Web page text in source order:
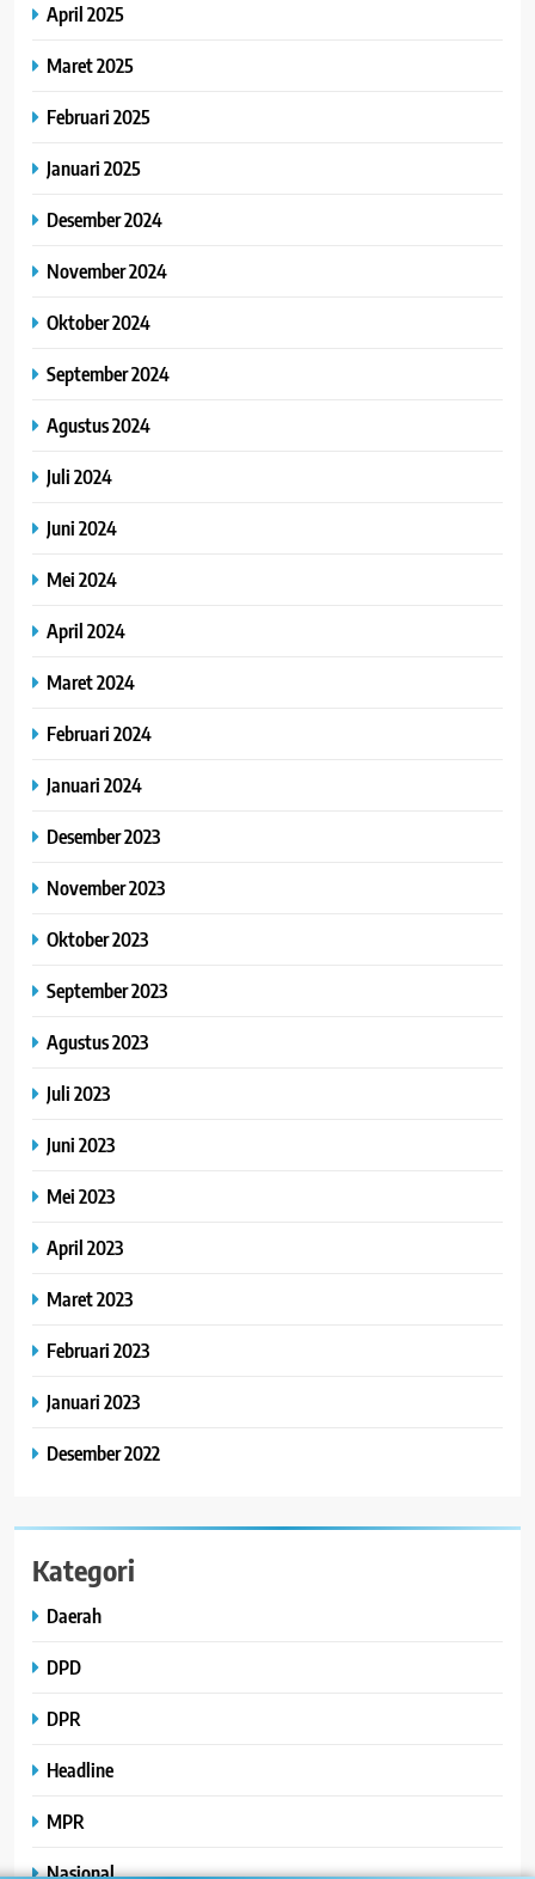
April 2025
Maret 2025
Februari 2025
Januari 2025
Desember 2024
November 2024
Oktober 2024
September 2024
Agustus 2024
Juli 2024
Juni 2024
Mei 2024
April 2024
Maret 2024
Februari 2024
Januari 2024
Desember 2023
November 2023
Oktober 2023
September 2023
Agustus 2023
Juli 2023
Juni 2023
Mei 2023
April 2023
Maret 2023
Februari 2023
Januari 2023
Desember 2022
Kategori
Daerah
DPD
DPR
Headline
MPR
Nasional